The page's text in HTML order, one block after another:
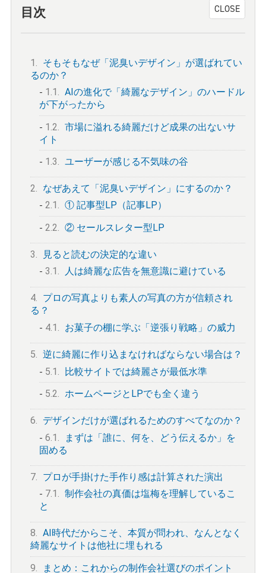
目次
1.
そもそもなぜ「泥臭いデザイン」が選ばれてい
るのか？
1.1. AIの進化で「綺麗なデザイン」のハードル
が下がったから
1.2.
市場に溢れる綺麗だけど成果の出ないサ
イト
1.3. ユーザーが感じる不気味の谷
2. なぜあえて「泥臭いデザイン」にするのか？
2.1. ① 記事型LP（記事LP）
2.2.
② セールスレター型LP
3.
見ると読むの決定的な違い
3.1.
人は綺麗な広告を無意識に避けている
4. プロの写真よりも素人の写真の方が信頼され
る？
4.1. お菓子の棚に学ぶ「逆張り戦略」の威力
5. 逆に綺麗に作り込まなければならない場合は？
5.1.
比較サイトでは綺麗さが最低水準
5.2. ホームページとLPでも全く違う
6. デザインだけが選ばれるためのすべてなのか？
6.1.
まずは「誰に、何を、どう伝えるか」を
固める
7.
プロが手掛けた手作り感は計算された演出
7.1. 制作会社の真価は塩梅を理解しているこ
と
8. AI時代だからこそ、本質が問われ、なんとなく
綺麗なサイトは他社に埋もれる
9.
まとめ：これからの制作会社選びのポイント